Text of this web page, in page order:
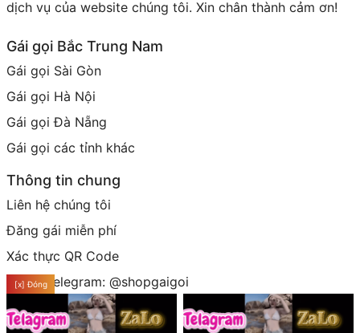
dịch vụ của website chúng tôi. Xin chân thành cảm ơn!
Gái gọi Bắc Trung Nam
Gái gọi Sài Gòn
Gái gọi Hà Nội
Gái gọi Đà Nẵng
Gái gọi các tỉnh khác
Thông tin chung
Liên hệ chúng tôi
Đăng gái miễn phí
Xác thực QR Code
Group telegram: @shopgaigoi
[x] Đóng